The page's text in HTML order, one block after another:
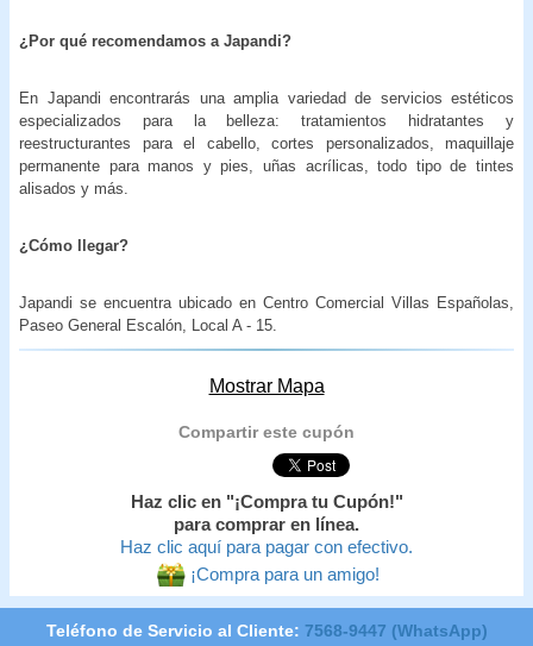
¿Por qué recomendamos a Japandi?
En Japandi encontrarás una amplia variedad de servicios estéticos
especializados para la belleza: tratamientos hidratantes y
reestructurantes para el cabello, cortes personalizados, maquillaje
permanente para manos y pies, uñas acrílicas, todo tipo de tintes
alisados y más.
¿Cómo llegar?
Japandi se encuentra ubicado en Centro Comercial Villas Españolas,
Paseo General Escalón, Local A - 15.
Mostrar Mapa
Compartir este cupón
Haz clic en "¡Compra tu Cupón!"
para comprar en línea.
Haz clic aquí para pagar con efectivo.
¡Compra para un amigo!
Teléfono de Servicio al Cliente: 7568-9447 (WhatsApp)